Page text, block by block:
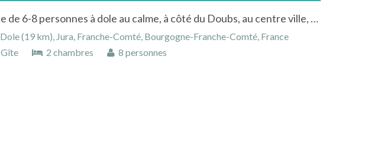
gite de 6-8 personnes à dole au calme, à côté du Doubs, au centre ville, vue sur verger
Dole (19 km), Jura, Franche-Comté, Bourgogne-Franche-Comté, France
Gîte
2 chambres 8 personnes